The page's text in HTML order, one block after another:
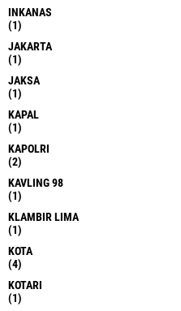
INKANAS
(1)
JAKARTA
(1)
JAKSA
(1)
KAPAL
(1)
KAPOLRI
(2)
KAVLING 98
(1)
KLAMBIR LIMA
(1)
KOTA
(4)
KOTARI
(1)